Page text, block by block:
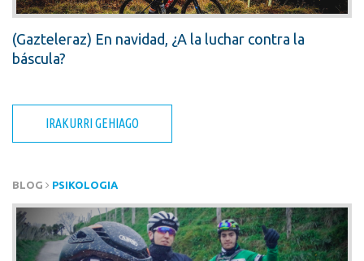
(Gazteleraz) En navidad, ¿A la luchar contra la
báscula?
IRAKURRI GEHIAGO
BLOG PSIKOLOGIA